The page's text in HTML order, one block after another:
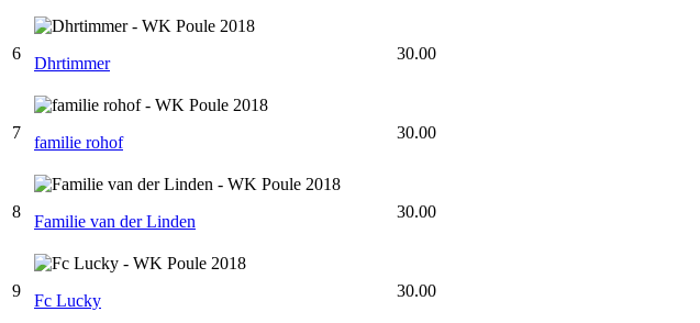
6
Dhrtimmer
30.00
7
familie rohof
30.00
8
Familie van der Linden
30.00
9
Fc Lucky
30.00